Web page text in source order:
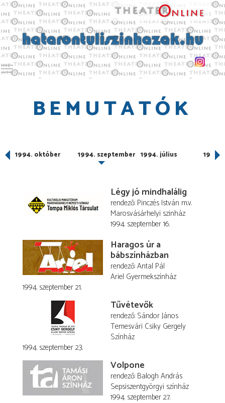
Toggle main menu visibility
BEMUTATÓK
1994. október 1994. szeptember 1994. július 1994.
Légy jó mindhalálig
rendező Pinczés István m.v.
Marosvásárhelyi szinház
1994. szeptember 16.
Haragos úr a
bábszínházban
rendező Antal Pál
Ariel Gyermekszínház
1994. szeptember 21.
Tűvétevők
rendező Sándor János
Temesvári Csiky Gergely
Színház
1994. szeptember 23.
Volpone
rendező Balogh András
Sepsiszentgyörgyi színház
1994. szeptember 27.